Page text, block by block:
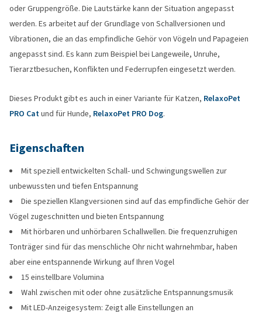
oder Gruppengröße. Die Lautstärke kann der Situation angepasst
werden. Es arbeitet auf der Grundlage von Schallversionen und
Vibrationen, die an das empfindliche Gehör von Vögeln und Papageien
angepasst sind. Es kann zum Beispiel bei Langeweile, Unruhe,
Tierarztbesuchen, Konflikten und Federrupfen eingesetzt werden.
Dieses Produkt gibt es auch in einer Variante für Katzen, RelaxoPet
PRO Catund für Hunde, RelaxoPet PRO Dog.
Eigenschaften
Mit speziell entwickelten Schall- und Schwingungswellen zur
unbewussten und tiefen Entspannung
Die speziellen Klangversionen sind auf das empfindliche Gehör der
Vögel zugeschnitten und bieten Entspannung
Mit hörbaren und unhörbaren Schallwellen. Die frequenzruhigen
Tonträger sind für das menschliche Ohr nicht wahrnehmbar, haben
aber eine entspannende Wirkung auf Ihren Vogel
15 einstellbare Volumina
Wahl zwischen mit oder ohne zusätzliche Entspannungsmusik
Mit LED-Anzeigesystem: Zeigt alle Einstellungen an